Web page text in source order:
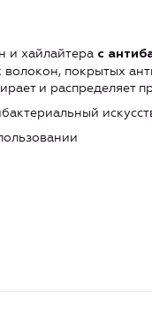
и хайлайтера с
волокон, покрытых
и распределяет